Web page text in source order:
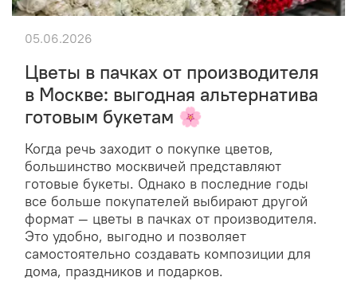
Цветы в пачках от производителя
в Москве: выгодная альтернатива
готовым букетам 🌸
Когда речь заходит о покупке цветов,
большинство москвичей представляют
готовые букеты. Однако в последние годы
все больше покупателей выбирают другой
формат — цветы в пачках от производителя.
Это удобно, выгодно и позволяет
самостоятельно создавать композиции для
дома, праздников и подарков.
05.06.2026